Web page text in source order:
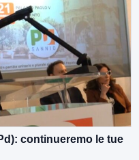
continueremo le tue